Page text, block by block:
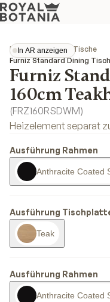
In AR anzeigen
In AR anzeigen
KollektionenFurniz Tische
Furniz Standard Dining
Furniz
160cm
(FRZ160RSDWM)
Heizelement separat
Ausführung Rahmen
Anthracite Coated
Ausführung
Teak
Ausführung Rahmen
Anthracite Coated